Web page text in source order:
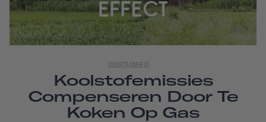
DUURZAAMHEID
Koolstofemissies
Compenseren Door Te
Koken Op Gas